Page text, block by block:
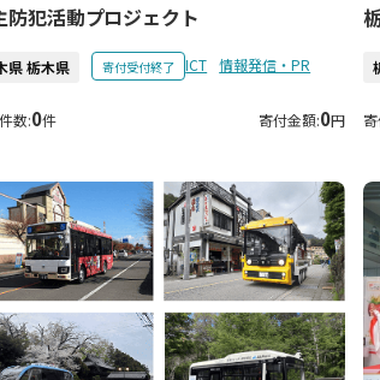
防犯活動プロジェクト
県 栃木県 寄付受付終了 ICT 情報発信・PR
数:0件 寄付金額:0円